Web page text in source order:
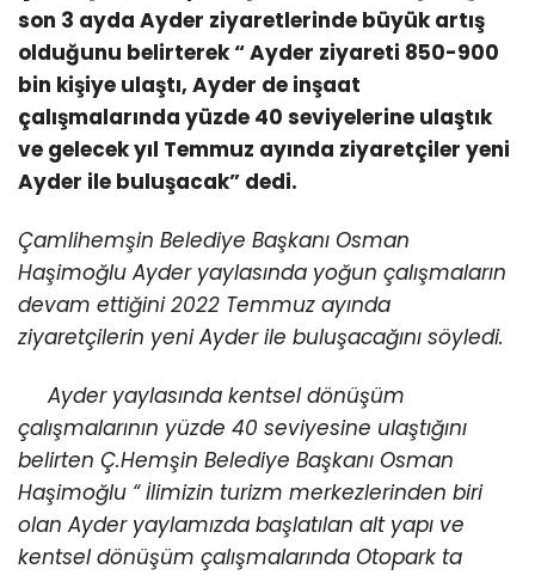
son 3 ayda Ayder ziyaretlerinde büyük artış
olduğunu belirterek “ Ayder ziyareti 850-900
bin kişiye ulaştı, Ayder de inşaat
çalışmalarında yüzde 40 seviyelerine ulaştık
ve gelecek yıl Temmuz ayında ziyaretçiler yeni
Ayder ile buluşacak” dedi.
Çamlihemşin Belediye Başkanı Osman
Haşimoğlu Ayder yaylasında yoğun çalışmaların
devam ettiğini 2022 Temmuz ayında
ziyaretçilerin yeni Ayder ile buluşacağını söyledi.
Ayder yaylasında kentsel dönüşüm
çalışmalarının yüzde 40 seviyesine ulaştığını
belirten Ç.Hemşin Belediye Başkanı Osman
Haşimoğlu “ İlimizin turizm merkezlerinden biri
olan Ayder yaylamızda başlatılan alt yapı ve
kentsel dönüşüm çalışmalarında Otopark ta